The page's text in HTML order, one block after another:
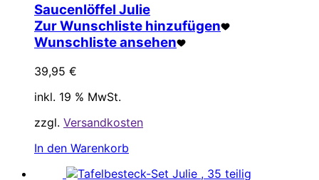
Saucenlöffel Julie
Zur Wunschliste hinzufügen
Wunschliste ansehen
39,95 €
inkl. 19 % MwSt.
zzgl. Versandkosten
In den Warenkorb